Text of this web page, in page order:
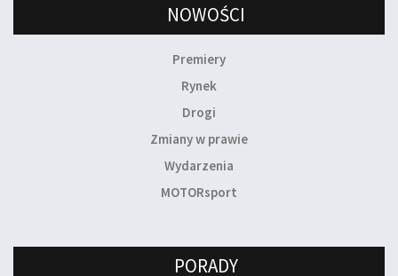
NOWOŚCI
Premiery
Rynek
Drogi
Zmiany w prawie
Wydarzenia
MOTORsport
PORADY